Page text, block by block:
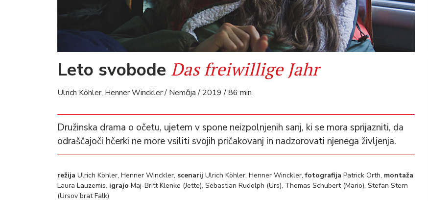
Leto svobode Das freiwillige Jahr
Ulrich Köhler, Henner Winckler / Nemčija / 2019 / 86 min
Družinska drama o očetu, ujetem v spone neizpolnjenih sanj, ki se mora sprijazniti, da
odraščajoči hčerki ne more vsiliti svojih pričakovanj in nadzorovati njenega življenja.
režija Ulrich Köhler, Henner Winckler, scenarij Ulrich Köhler, Henner Winckler,fotografija Patrick Orth, montaža
Laura Lauzemis, igrajo Maj-Britt Klenke (Jette), Sebastian Rudolph (Urs), Thomas Schubert (Mario), Stefan Stern
(Ursov brat Falk)